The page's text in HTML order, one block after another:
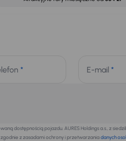
* E-mail *
dostępnością pojazdu. AURES Holdings a.s., z
zgodnie z zasadami ochrony i przetwarzaniadanych